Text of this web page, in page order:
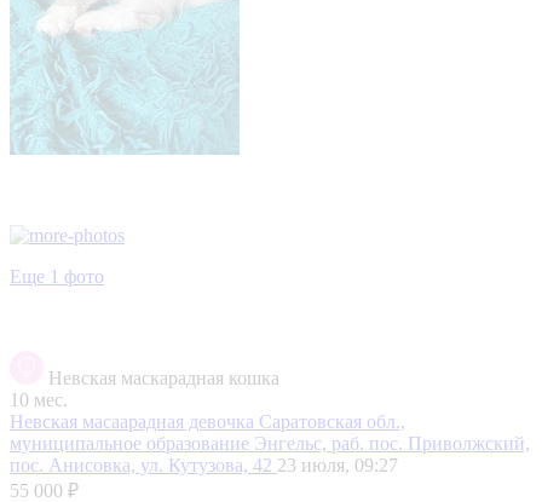
Еще 1 фото
Невская маскарадная кошка
10 мес.
Невская масаарадная девочка Саратовская обл.,
муниципальное образование Энгельс, раб. пос. Приволжский,
пос. Анисовка, ул. Кутузова, 42 23 июля, 09:27
55 000 ₽